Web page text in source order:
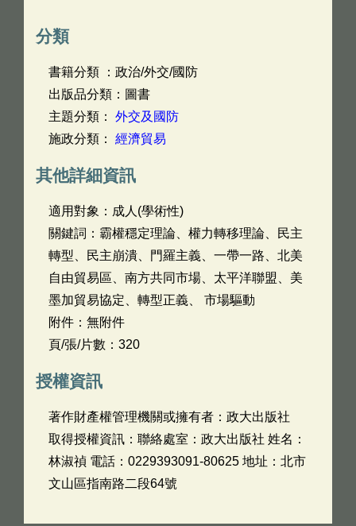
分類
書籍分類 ：政治/外交/國防
出版品分類：圖書
主題分類： 外交及國防
施政分類： 經濟貿易
其他詳細資訊
適用對象：成人(學術性)
關鍵詞：霸權穩定理論、權力轉移理論、民主
轉型、民主崩潰、門羅主義、一帶一路、北美
自由貿易區、南方共同市場、太平洋聯盟、美
墨加貿易協定、轉型正義、 市場驅動
附件：無附件
頁/張/片數：320
授權資訊
著作財產權管理機關或擁有者：政大出版社
取得授權資訊：聯絡處室：政大出版社 姓名：
林淑禎 電話：0229393091-80625 地址：北市
文山區指南路二段64號